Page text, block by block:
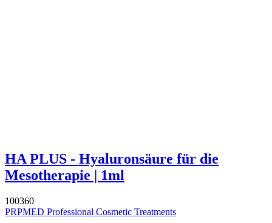
HA PLUS - Hyaluronsäure für die
Mesotherapie | 1ml
100360
PRPMED Professional Cosmetic Treatments